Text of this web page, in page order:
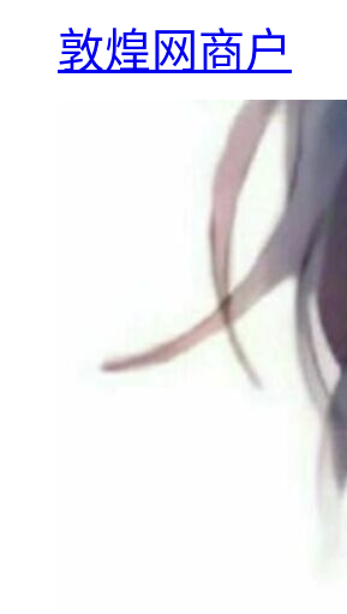
敦煌网商户